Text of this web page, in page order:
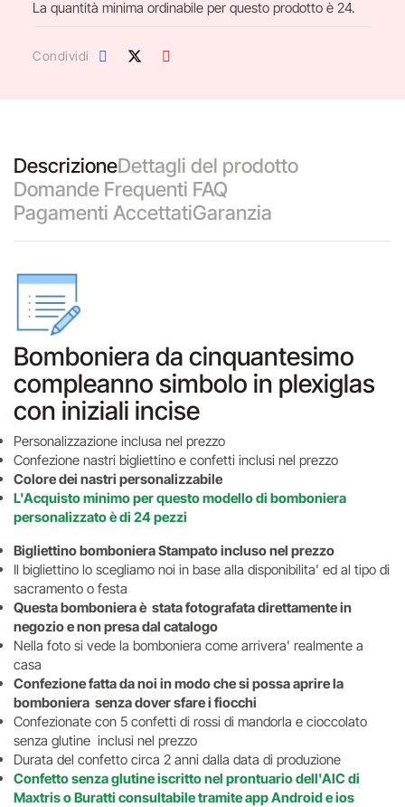
La quantità minima ordinabile per questo prodotto è 24.
Condividi
DescrizioneDettagli del prodotto
Domande Frequenti FAQ
Pagamenti AccettatiGaranzia
Bomboniera da cinquantesimo
compleanno simbolo in plexiglas
con iniziali incise
Personalizzazione inclusa nel prezzo
Confezione nastri bigliettino e confetti inclusi nel prezzo
Colore dei nastri personalizzabile
L'Acquisto minimo per questo modello di bomboniera
personalizzato è di 24 pezzi
Bigliettino bomboniera Stampato incluso nel prezzo
Il bigliettino lo scegliamo noi in base alla disponibilita' ed al tipo di
sacramento o festa
Questa bomboniera è stata fotografata direttamente in
negozio e non presa dal catalogo
Nella foto si vede la bomboniera come arrivera' realmente a
casa
Confezione fatta da noi in modo che si possa aprire la
bomboniera senza dover sfare i fiocchi
Confezionate con 5 confetti di rossi di mandorla e cioccolato
senza glutine inclusi nel prezzo
Durata del confetto circa 2 anni dalla data di produzione
Confetto senza glutine iscritto nel prontuario dell'AIC di
Maxtris o Buratti consultabile tramite app Android e ios